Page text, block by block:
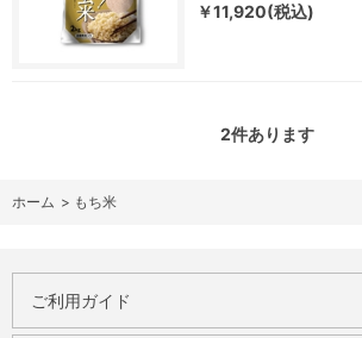
￥11,920(税込)
2件あります
ホーム > もち米
ご利用ガイド